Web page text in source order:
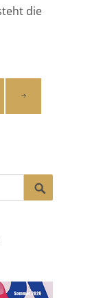
die
in Baden-
SUCHEN